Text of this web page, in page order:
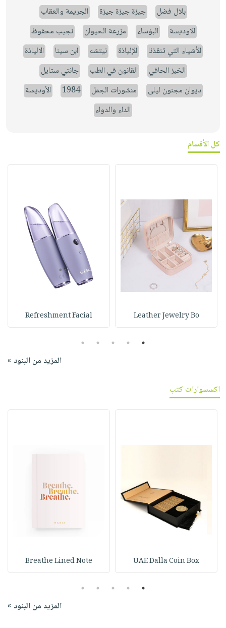
بلال فضل جيزة جيزة جيزة
الجريمة والعقاب
الاوديسة
البؤساء مزرعة الحيوان
نجيب محفوظ
الأشياء التي تنقذنا
الإلياذة نيتشه ابن سينا
الالياذة
الخبز الحافي
القانون في الطب
جانتي ستايل
ديوان مجنون ليلى
منشورات الجمل 1984
الأوديسة
الداء والدواء
كل الأقسام
Leather Jewelry Bo
Refreshment Facial
1
2
3
4
5
المزيد من البنود »
اكسسوارات كتب
UAE Dalla Coin Box
Breathe Lined Note
1
2
3
4
5
المزيد من البنود »